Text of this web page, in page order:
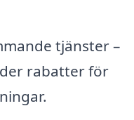
tjänster –
rabatter för